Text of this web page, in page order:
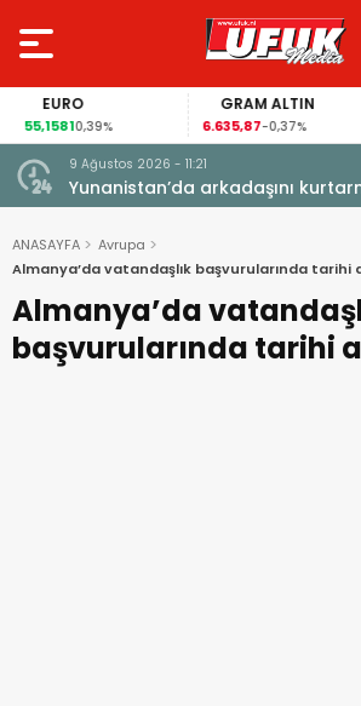
EURO
55,15810,39%
GRAM ALTIN
6.635,87-0,37%
9 Ağustos 2026 - 11:21
Yunanistan’da arkadaşını
Hollandalı kadın hayatını
ANASAYFA
Avrupa
Almanya’da vatandaşlık başvurularında tarihi
Almanya’da
başvurularında tarihi